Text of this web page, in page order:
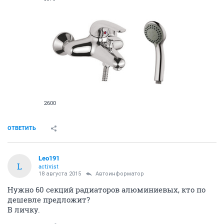
2600
ОТВЕТИТЬ
L
Leo191
activist
18 августа 2015 Автоинформатор
Нужно 60 секций радиаторов алюминиевых, кто по
дешевле предложит?
В личку.